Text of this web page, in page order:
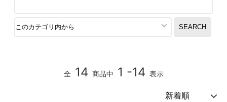
全 14 商品中 1 -14 表示